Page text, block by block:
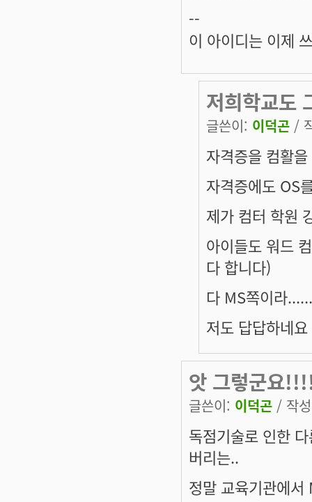
--
이 아이디는 이제
저희학교도
글쓴이: 이덕곤 /
자격증을 컴활
자격증에도 OS
제가 컴터 학원
아이들도 워드
다 합니다)
다 MS쪽이라......
저도 답답하네
앗 그렇군요
글쓴이: 이덕곤 / 작
독점기술로 인한
버리는..
정말 교육기관에